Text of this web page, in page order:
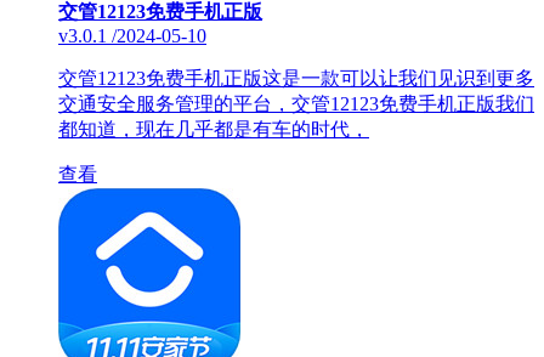
交管12123免费手机正版
v3.0.1 /2024-05-10
交管12123免费手机正版这是一款可以让我们见识到更多
交通安全服务管理的平台，交管12123免费手机正版我们
都知道，现在几乎都是有车的时代，
查看